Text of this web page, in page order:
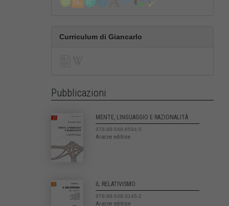
Curriculum di Giancarlo
Pubblicazioni
MENTE, LINGUAGGIO E RAZIONALITÀ
978-88-548-6594-5
Aracne editrice
IL RELATIVISMO
978-88-548-3145-2
Aracne editrice